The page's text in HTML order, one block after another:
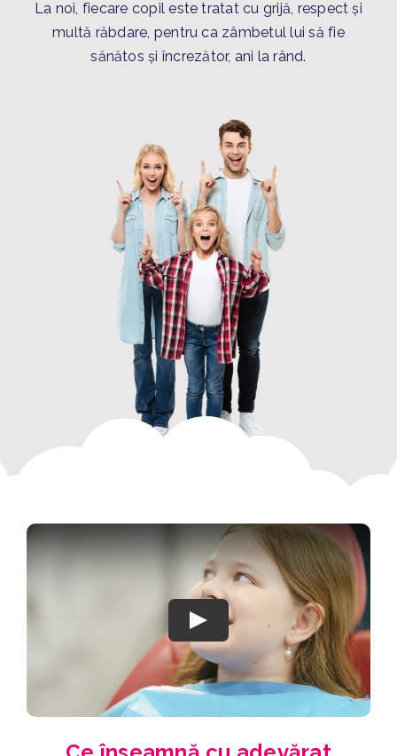
La noi, fiecare copil este tratat cu grijă, respect și
multă răbdare, pentru ca zâmbetul lui să fie
sănătos și încrezător, ani la rând.
Play